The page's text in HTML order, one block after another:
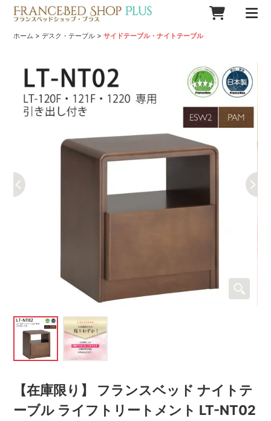
ホーム >デスク・テーブル >サイドテーブル・ナイトテーブル
【在庫限り】 フランスベッド ナイトテ
ーブル ライフトリートメント LT-NT02